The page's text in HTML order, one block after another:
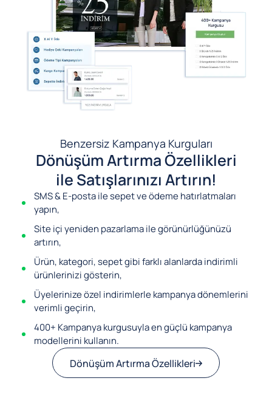
Benzersiz Kampanya Kurguları
Dönüşüm Artırma Özellikleri
ile Satışlarınızı Artırın!
SMS & E-posta ile sepet ve ödeme hatırlatmaları
yapın,
Site içi yeniden pazarlama ile görünürlüğünüzü
artırın,
Ürün, kategori, sepet gibi farklı alanlarda indirimli
ürünlerinizi gösterin,
Üyelerinize özel indirimlerle kampanya dönemlerini
verimli geçirin,
400+ Kampanya kurgusuyla en güçlü kampanya
modellerini kullanın.
Dönüşüm Artırma Özellikleri